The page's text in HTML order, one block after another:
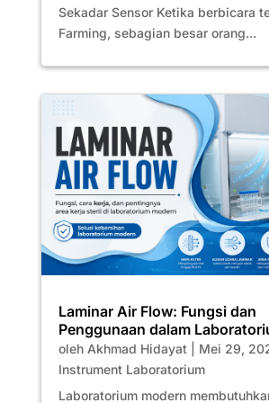
Sekadar Sensor Ketika berbicara
Farming, sebagian besar orang...
Laminar Air Flow: Fungsi dan
Penggunaan dalam
oleh Akhmad Hidayat| Mei 29,
Instrument Laboratorium
Laboratorium modern